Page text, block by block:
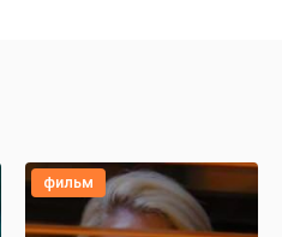
фильм